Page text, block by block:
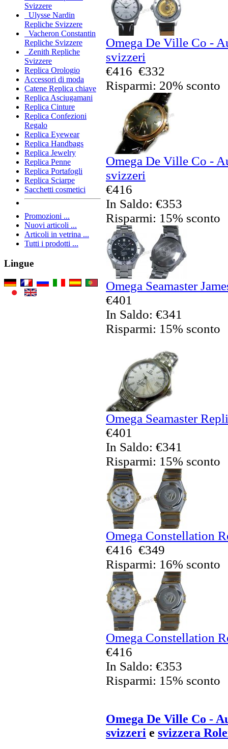
Svizzere
Ulysse Nardin
Repliche Svizzere
Vacheron Constantin
Repliche Svizzere
Zenith Repliche
Svizzere
Replica Orologio
Accessori di moda
Catene Replica chiave
Replica Asciugamani
Replica Cinture
Replica Confezioni
Regalo
Replica Eyewear
Replica Handbags
Replica Jewelry
Replica Penne
Replica Portafogli
Replica Sciarpe
Sacchetti cosmetici
Promozioni ...
Nuovi articoli ...
Articoli in vetrina ...
Tutti i prodotti ...
Lingue
Omega De Ville Co -
svizzeri
€416 €332
Risparmi: 20% sconto
Omega De Ville Co -
svizzeri
€416
In Saldo: €353
Risparmi: 15% sconto
Omega Seamaster
€401
In Saldo: €341
Risparmi: 15% sconto
Omega Seamaster
€401
In Saldo: €341
Risparmi: 15% sconto
Omega Constellation
€416 €349
Risparmi: 16% sconto
Omega Constellation
€416
In Saldo: €353
Risparmi: 15% sconto
Omega De Ville Co -
svizzeri e svizzera